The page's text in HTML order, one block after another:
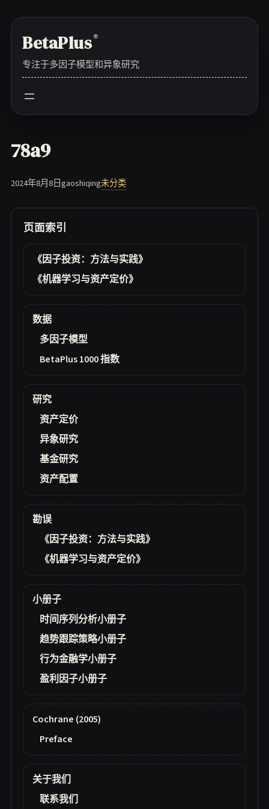
contentBetaPlus®
专注于多因子模型和异象研究
78a9
2024年8月8日gaoshiqing未分类
页面索引
《因子投资：方法与实践》
《机器学习与资产定价》
数据
多因子模型
BetaPlus 1000 指数
研究
资产定价
异象研究
基金研究
资产配置
勘误
《因子投资：方法与实践》
《机器学习与资产定价》
小册子
时间序列分析小册子
趋势跟踪策略小册子
行为金融学小册子
盈利因子小册子
Cochrane (2005)
Preface
关于我们
联系我们